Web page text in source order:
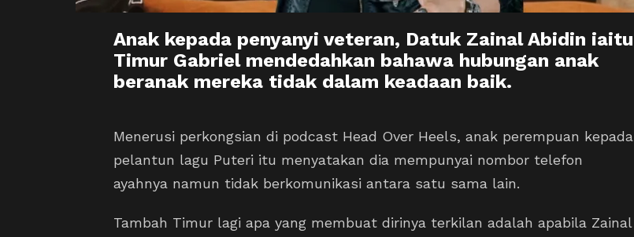
Anak kepada penyanyi veteran, Datuk Zainal Abidin iaitu
Timur Gabriel mendedahkan bahawa hubungan anak
beranak mereka tidak dalam keadaan baik.
Menerusi perkongsian di podcast Head Over Heels, anak perempuan kepada
pelantun lagu Puteri itu menyatakan dia mempunyai nombor telefon
ayahnya namun tidak berkomunikasi antara satu sama lain.
Tambah Timur lagi apa yang membuat dirinya terkilan adalah apabila Zainal